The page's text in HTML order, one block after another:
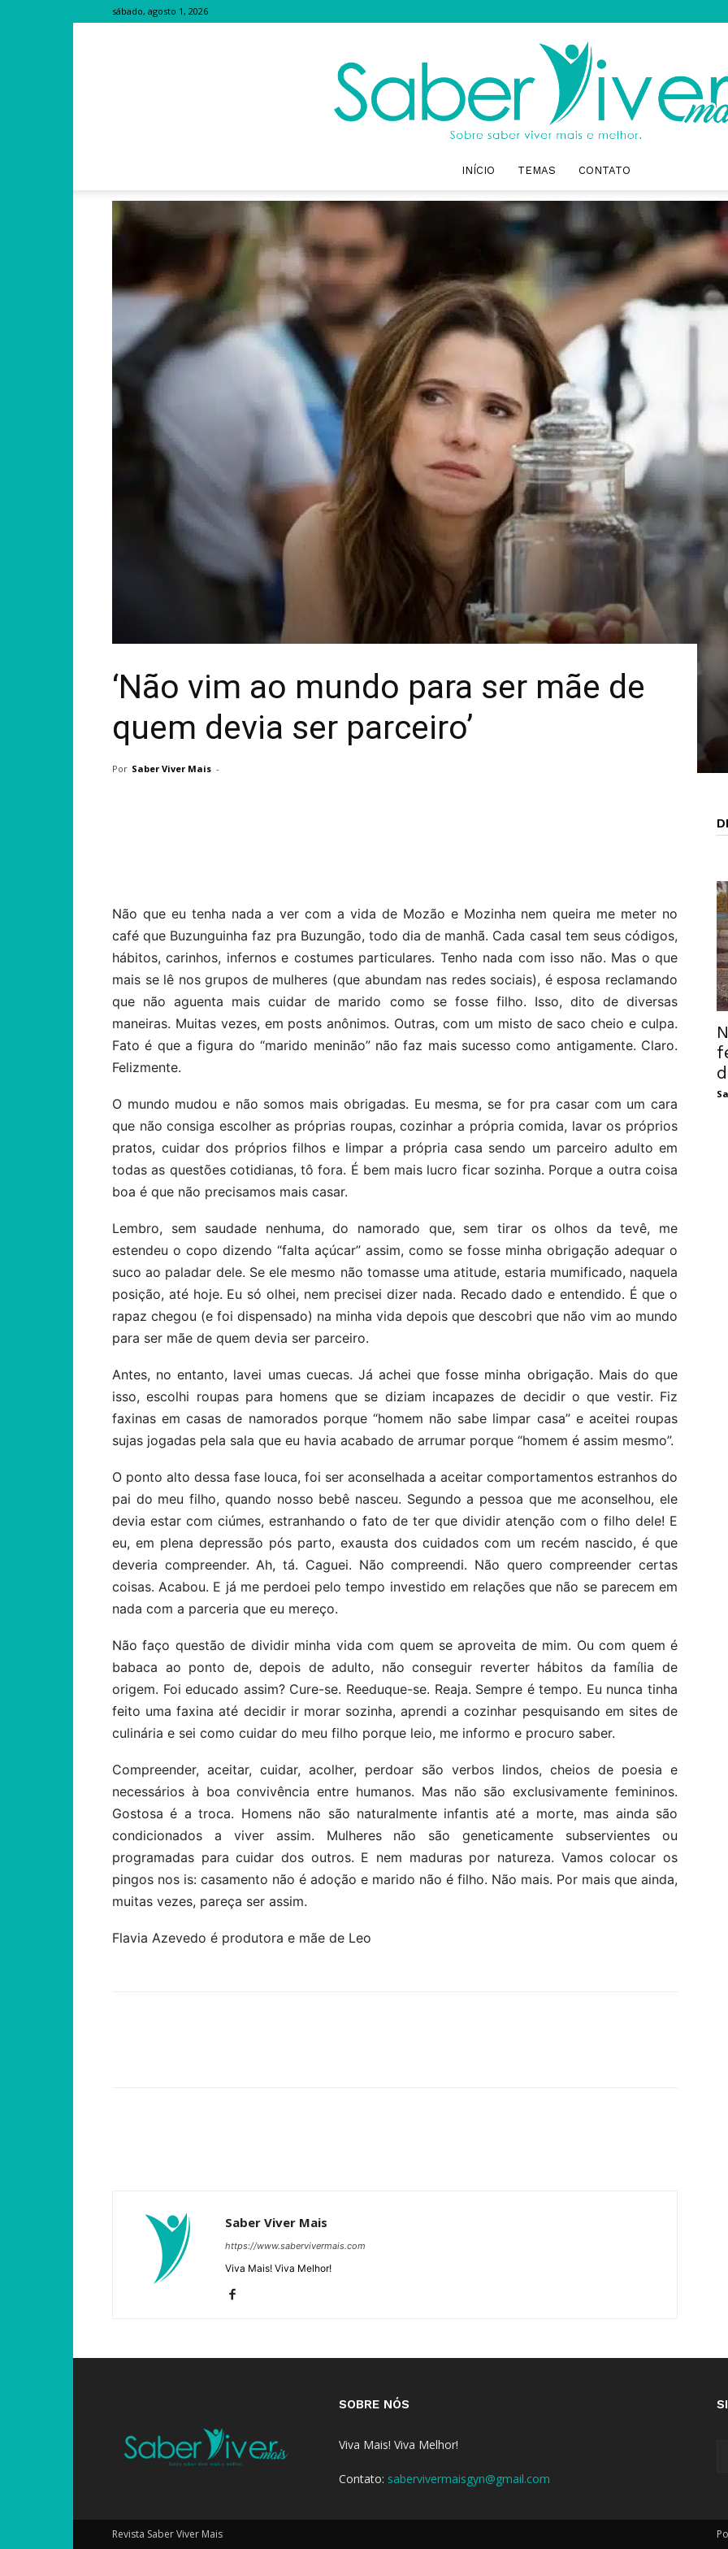
sábado, agosto 1, 2026
Saber
Mais
INÍCIO TEMAS CONTATO
‘Não vim ao mundo para ser mãe de
quem devia ser parceiro’
Por Saber Viver Mais -
Não que eu tenha nada a ver com a vida de Mozão e Mozinha nem queira me meter no
café que Buzunguinha faz pra Buzungão, todo dia de manhã. Cada casal tem seus códigos,
hábitos, carinhos, infernos e costumes particulares. Tenho nada com isso não. Mas o que
mais se lê nos grupos de mulheres (que abundam nas redes sociais), é esposa reclamando
que não aguenta mais cuidar de marido como se fosse filho. Isso, dito de diversas
maneiras. Muitas vezes, em posts anônimos. Outras, com um misto de saco cheio e culpa.
Fato é que a figura do “marido meninão” não faz mais sucesso como antigamente. Claro.
Felizmente.
O mundo mudou e não somos mais obrigadas. Eu mesma, se for pra casar com um cara
que não consiga escolher as próprias roupas, cozinhar a própria comida, lavar os próprios
pratos, cuidar dos próprios filhos e limpar a própria casa sendo um parceiro adulto em
todas as questões cotidianas, tô fora. É bem mais lucro ficar sozinha. Porque a outra coisa
boa é que não precisamos mais casar.
Lembro, sem saudade nenhuma, do namorado que, sem tirar os olhos da tevê, me
estendeu o copo dizendo “falta açúcar” assim, como se fosse minha obrigação adequar o
suco ao paladar dele. Se ele mesmo não tomasse uma atitude, estaria mumificado, naquela
posição, até hoje. Eu só olhei, nem precisei dizer nada. Recado dado e entendido. É que o
rapaz chegou (e foi dispensado) na minha vida depois que descobri que não vim ao mundo
para ser mãe de quem devia ser parceiro.
Antes, no entanto, lavei umas cuecas. Já achei que fosse minha obrigação. Mais do que
isso, escolhi roupas para homens que se diziam incapazes de decidir o que vestir. Fiz
faxinas em casas de namorados porque “homem não sabe limpar casa” e aceitei roupas
sujas jogadas pela sala que eu havia acabado de arrumar porque “homem é assim mesmo”.
O ponto alto dessa fase louca, foi ser aconselhada a aceitar comportamentos estranhos do
pai do meu filho, quando nosso bebê nasceu. Segundo a pessoa que me aconselhou, ele
devia estar com ciúmes, estranhando o fato de ter que dividir atenção com o filho dele! E
eu, em plena depressão pós parto, exausta dos cuidados com um recém nascido, é que
deveria compreender. Ah, tá. Caguei. Não compreendi. Não quero compreender certas
coisas. Acabou. E já me perdoei pelo tempo investido em relações que não se parecem em
nada com a parceria que eu mereço.
Não faço questão de dividir minha vida com quem se aproveita de mim. Ou com quem é
babaca ao ponto de, depois de adulto, não conseguir reverter hábitos da família de
origem. Foi educado assim? Cure-se. Reeduque-se. Reaja. Sempre é tempo. Eu nunca tinha
feito uma faxina até decidir ir morar sozinha, aprendi a cozinhar pesquisando em sites de
culinária e sei como cuidar do meu filho porque leio, me informo e procuro saber.
Compreender, aceitar, cuidar, acolher, perdoar são verbos lindos, cheios de poesia e
necessários à boa convivência entre humanos. Mas não são exclusivamente femininos.
Gostosa é a troca. Homens não são naturalmente infantis até a morte, mas ainda são
condicionados a viver assim. Mulheres não são geneticamente subservientes ou
programadas para cuidar dos outros. E nem maduras por natureza. Vamos colocar os
pingos nos is: casamento não é adoção e marido não é filho. Não mais. Por mais que ainda,
muitas vezes, pareça ser assim.
Flavia Azevedo é produtora e mãe de Leo
Saber Viver Mais
https://www.sabervivermais.com
Viva Mais! Viva Melhor!
SOBRE NÓS
Viva Mais! Viva Melhor!
Contato: sabervivermaisgyn@gmail.com
Revista Saber Viver Mais